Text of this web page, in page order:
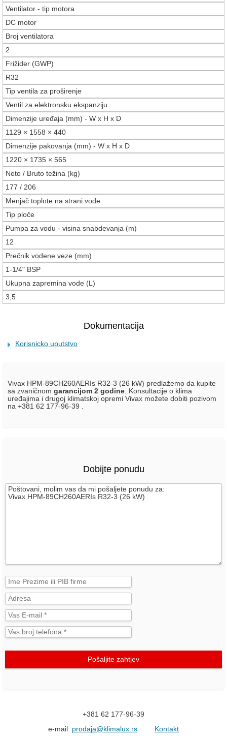
Ventilator - tip motora
DC motor
Broj ventilatora
2
Frižider (GWP)
R32
Tip ventila za proširenje
Ventil za elektronsku ekspanziju
Dimenzije uređaja (mm) - W x H x D
1129 × 1558 × 440
Dimenzije pakovanja (mm) - W x H x D
1220 × 1735 × 565
Neto / Bruto težina (kg)
177 / 206
Menjač toplote na strani vode
Tip ploče
Pumpa za vodu - visina snabdevanja (m)
12
Prečnik vodene veze (mm)
1-1/4" BSP
Ukupna zapremina vode (L)
3,5
Dokumentacija
Korisnicko uputstvo
Vivax HPM-89CH260AERIs R32-3 (26 kW) predlažemo da kupite
sa zvaničnom garancijom 2 godine . Konsultacije o klima
uređajima i drugoj klimatskoj opremi Vivax možete dobiti pozivom
na +381 62 177-96-39 .
Dobijte ponudu
Pošaljite zahtjev
+381 62 177-96-39
e-mail: prodaja@klimalux.rs Kontakt